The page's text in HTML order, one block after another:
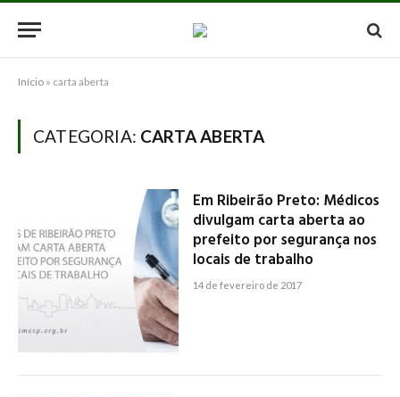
Início » carta aberta
CATEGORIA: CARTA ABERTA
Em Ribeirão Preto: Médicos
divulgam carta aberta ao
prefeito por segurança nos
locais de trabalho
14 de fevereiro de 2017